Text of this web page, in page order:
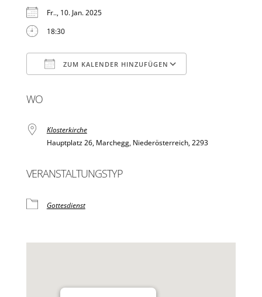
Fr.., 10. Jan. 2025
18:30
ZUM KALENDER HINZUFÜGEN
WO
Klosterkirche
Hauptplatz 26, Marchegg, Niederösterreich, 2293
VERANSTALTUNGSTYP
Gottesdienst